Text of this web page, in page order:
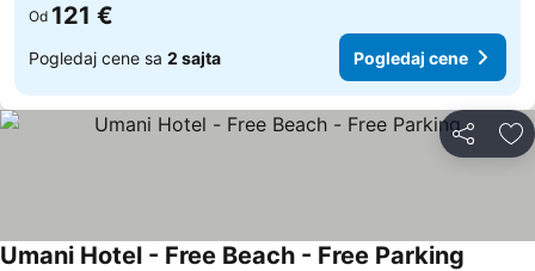
Od 121 €
Pogledaj cene sa 2 sajta Pogledaj cene
Deli
Umani Hotel - Free Beach - Free Parking